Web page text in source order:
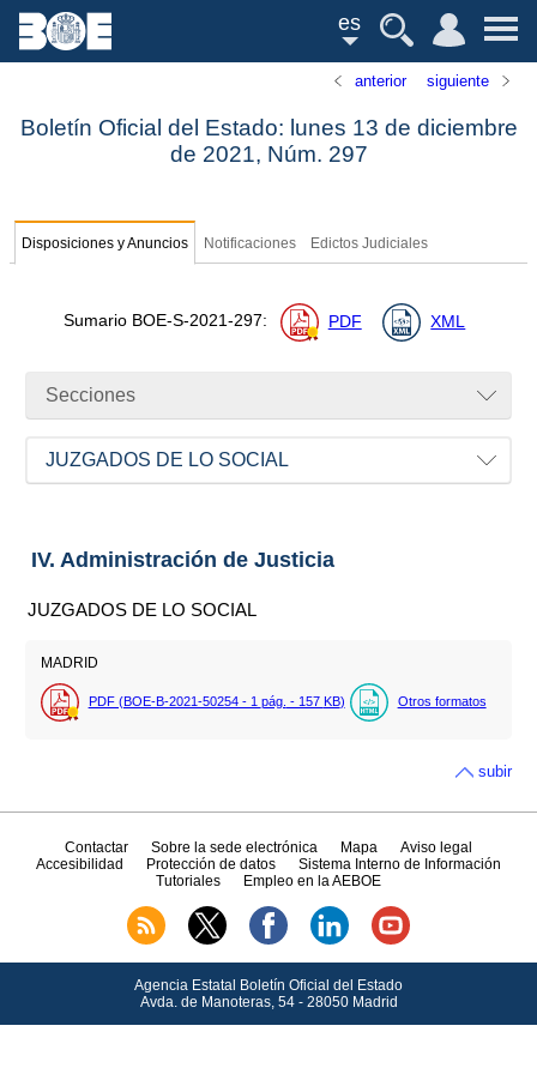
es
anterior siguiente
Boletín Oficial del Estado: lunes 13 de diciembre
de 2021, Núm. 297
Disposiciones y Anuncios Notificaciones Edictos Judiciales
Sumario BOE-S-2021-297: PDF XML
Secciones
JUZGADOS DE LO SOCIAL
IV. Administración de Justicia
JUZGADOS DE LO SOCIAL
MADRID
PDF (BOE-B-2021-50254 - 1 pág. - 157 KB) Otros formatos
subir
Contactar Sobre la sede electrónica Mapa
Aviso legal
Accesibilidad
Protección de datos
Sistema Interno de Información
Tutoriales
Empleo en la AEBOE
Agencia Estatal Boletín Oficial del Estado
Avda.de Manoteras, 54 - 28050 Madrid